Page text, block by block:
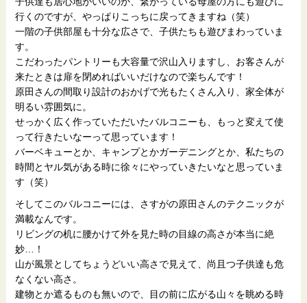
行くのですが、やっぱりこっちに戻ってきますね（笑）
一階の子供部屋も十分な広さで、子供たちも遊びまわっていま
す。
こだわったパントリーも大容量で沢山入りますし、お客さんが
来たときは扉を閉めればいいだけなので楽ちんです！
原田さんの間取り設計のおかげで光もたくさん入り、家全体が
明るい雰囲気に。
せっかく広く作っていただいたバルコニーも、もっと変えて使
って行きたいなーって思っています！
バーベキューとか、キャンプとかガーデニングとか、私たちの
時間とヤル気がある時に徐々にやっていきたいなと思っていま
す（笑）
そしてこのバルコニーには、さすがの原田さんのテクニックが
満載なんです。
リビングの机に腰かけて外を見た時の目線の高さが本当に絶
妙…！
山が風景としてちょうどいい高さで見えて、尚且つ子供達も危
なくない高さ。
建物とか遮るものも無いので、目の前に広がる山々を眺める時